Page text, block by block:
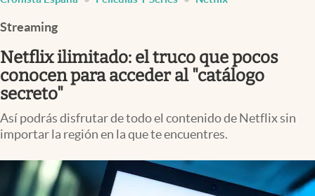
España
Streaming
Netflix ilimitado: el truco que pocos
conocen para acceder al "catálogo
secreto"
Así podrás disfrutar de todo el contenido de Netflix sin
importar la región en la que te encuentres.